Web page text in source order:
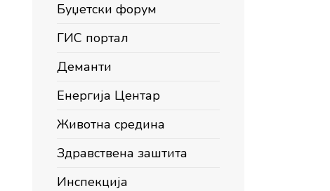
Буџетски форум
ГИС портал
Деманти
Енергија Центар
Животна средина
Здравствена заштита
Инспекција